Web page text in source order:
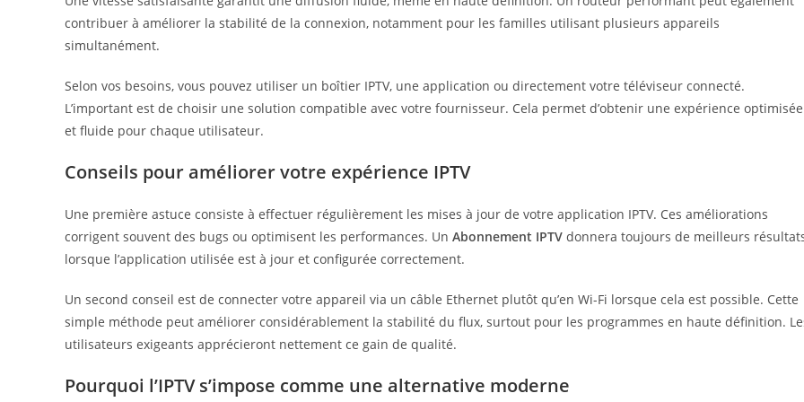
contribuer à améliorer la stabilité de la connexion, notamment pour les familles utilisant plusieurs appareils
simultanément.
Selon vos besoins, vous pouvez utiliser un boîtier IPTV, une application ou directement votre téléviseur connecté.
L’important est de choisir une solution compatible avec votre fournisseur. Cela permet d’obtenir une expérience optimisée
et fluide pour chaque utilisateur.
Conseils pour améliorer votre expérience IPTV
Une première astuce consiste à effectuer régulièrement les mises à jour de votre application IPTV. Ces améliorations
corrigent souvent des bugs ou optimisent les performances. Un Abonnement IPTV donnera toujours de meilleurs
lorsque l’application utilisée est à jour et configurée correctement.
Un second conseil est de connecter votre appareil via un câble Ethernet plutôt qu’en Wi-Fi lorsque cela est possible. Cette
simple méthode peut améliorer considérablement la stabilité du flux, surtout pour les programmes en haute définition.
utilisateurs exigeants apprécieront nettement ce gain de qualité.
Pourquoi l’IPTV s’impose comme une alternative moderne